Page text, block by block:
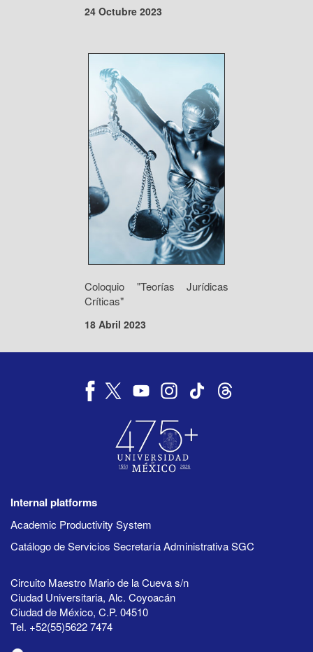
24 Octubre 2023
Coloquio "Teorías Jurídicas
Críticas"
18 Abril 2023
Internal platforms
Academic Productivity System
Catálogo de Servicios Secretaría Administrativa SGC
Circuito Maestro Mario de la Cueva s/n
Ciudad Universitaria, Alc. Coyoacán
Ciudad de México, C.P. 04510
Tel. +52(55)5622 7474